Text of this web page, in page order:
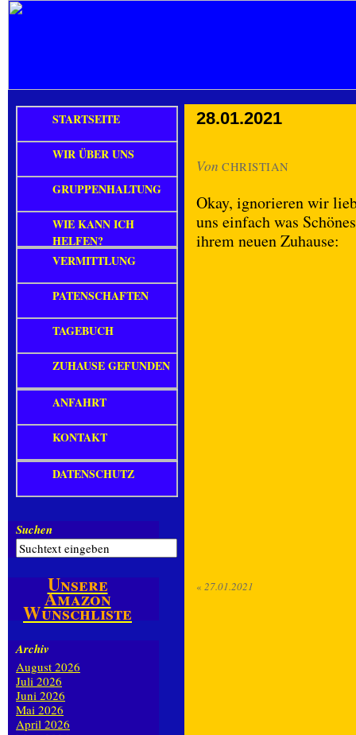
28.01.2021
Von CHRISTIAN
Okay, ignorieren wir
uns einfach was
ihrem neuen Zuhause:
« 27.01.2021
STARTSEITE
WIR ÜBER UNS
GRUPPENHALTUNG
WIE KANN ICH
HELFEN?
VERMITTLUNG
PATENSCHAFTEN
TAGEBUCH
ZUHAUSE GEFUNDEN
ANFAHRT
KONTAKT
DATENSCHUTZ
Suchen
Unsere
Amazon
Wunschliste
Archiv
August 2026
Juli 2026
Juni 2026
Mai 2026
April 2026